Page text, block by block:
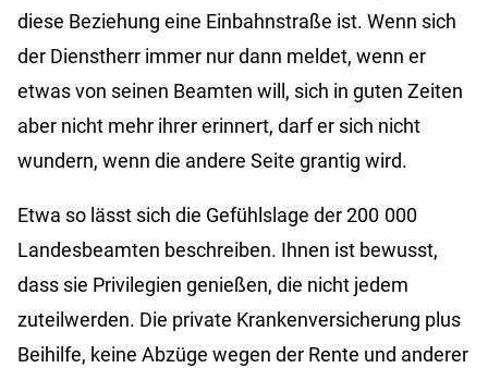
diese Beziehung eine Einbahnstraße ist. Wenn sich
der Dienstherr immer nur dann meldet, wenn er
etwas von seinen Beamten will, sich in guten Zeiten
aber nicht mehr ihrer erinnert, darf er sich nicht
wundern, wenn die andere Seite grantig wird.
Etwa so lässt sich die Gefühlslage der 200 000
Landesbeamten beschreiben. Ihnen ist bewusst,
dass sie Privilegien genießen, die nicht jedem
zuteilwerden. Die private Krankenversicherung plus
Beihilfe, keine Abzüge wegen der Rente und anderer